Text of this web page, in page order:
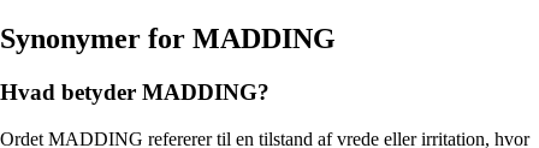
Synonymer for MADDING
Hvad betyder MADDING?
Ordet MADDING refererer til en tilstand af vrede eller irritation, hvor